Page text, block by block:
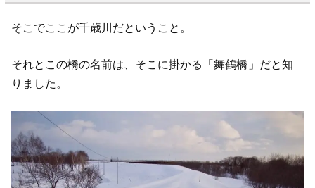
そこでここが千歳川だということ。
それとこの橋の名前は、そこに掛かる「舞鶴橋」だと知
りました。